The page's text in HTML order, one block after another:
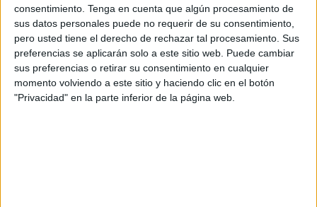
consentimiento. Tenga en cuenta que algún procesamiento de
sus datos personales puede no requerir de su consentimiento,
pero usted tiene el derecho de rechazar tal procesamiento. Sus
preferencias se aplicarán solo a este sitio web. Puede cambiar
sus preferencias o retirar su consentimiento en cualquier
momento volviendo a este sitio y haciendo clic en el botón
"Privacidad" en la parte inferior de la página web.